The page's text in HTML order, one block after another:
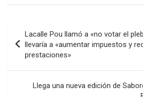
ce
o
o
k
tt at
A
p
ke
n
m
ar
de
entradas
Lacalle Pou llamó a «no votar el
llevaría a «aumentar impuestos y
prestaciones»
Llega una nueva edición de